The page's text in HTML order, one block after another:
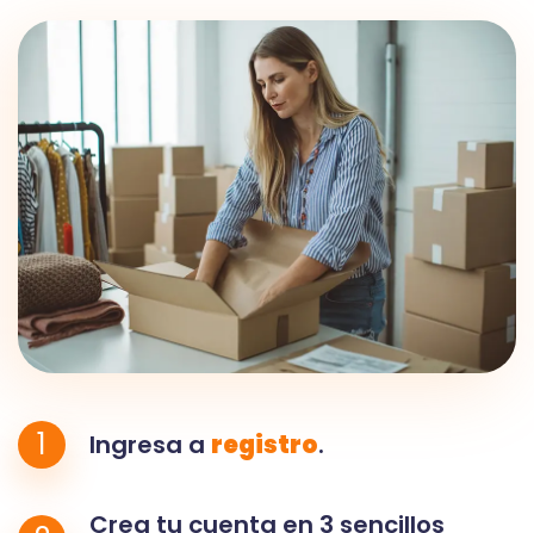
1 Ingresa a registro.
Crea tu cuenta en 3 sencillos